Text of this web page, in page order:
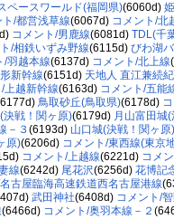
ペースワールド(福岡県)(6060d)
ト/都営浅草線(6067d) コメント/北
コメント/男鹿線(6081d) TDL(千
/相鉄いずみ野線(6115d) びわ湖
/羽越本線(6137d) コメント/北上線
新幹線(6151d) 天地人 直江兼続
上越新幹線(6163d) コメント/五能
鳥取砂丘(鳥取県)(6178d)
決戦！関ヶ原)(6179d) 月山富田城
－３ (6193d) 山口城(決戦！関ヶ原)
原)(6206d) コメント/東西線(東京
コメント/上越線(6221d) コメ
線(6242d) 尾花沢(6256d) 花博記
古屋臨海高速鉄道西名古屋港線
武田神社(6408d) コメント/
(6466d) コメント/奥羽本線－２